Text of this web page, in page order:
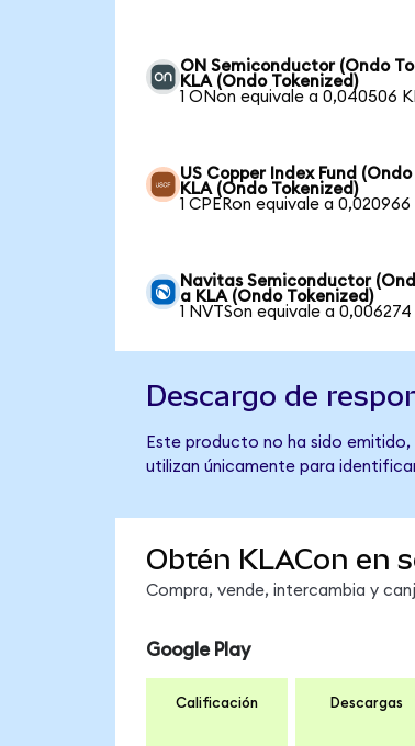
ON Semiconductor (Ondo
KLA (Ondo Tokenized)
1 ONon equivale a 0,040506
US Copper Index Fund
KLA (Ondo Tokenized)
1 CPERon equivale a
Navitas Semiconductor
a KLA (Ondo Tokenized)
1 NVTSon equivale a
Descargo de
Este producto no ha sido
utilizan únicamente para
Obtén KLACon en
Compra, vende, intercambia y
Google Play
Calificación Descargas